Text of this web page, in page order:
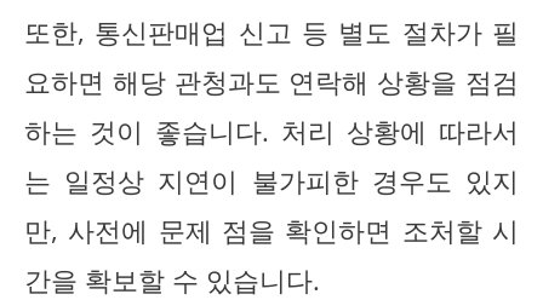
또한, 통신판매업 신고 등 별도 절차가 필
요하면 해당 관청과도 연락해 상황을 점검
하는 것이 좋습니다. 처리 상황에 따라서
는 일정상 지연이 불가피한 경우도 있지
만, 사전에 문제 점을 확인하면 조처할 시
간을 확보할 수 있습니다.